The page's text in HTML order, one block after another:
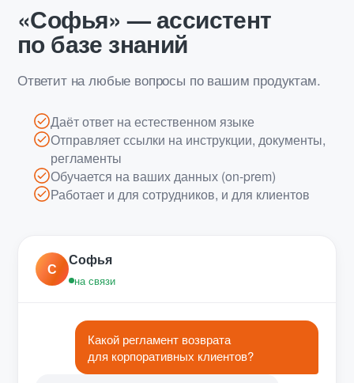
«Софья» — ассистент
по базе знаний
Ответит на любые вопросы по вашим продуктам.
Даёт ответ на естественном языке
Отправляет ссылки на инструкции, документы,
регламенты
Обучается на ваших данных (on-prem)
Работает и для сотрудников, и для клиентов
С
Софья
на связи
Какой регламент возврата
для корпоративных клиентов?